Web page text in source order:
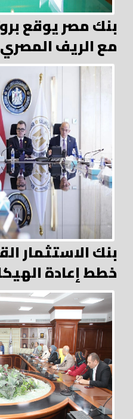
بنك مصر يوقع
مع الريف المصري
بنك الاستثمار
خطط إعادة